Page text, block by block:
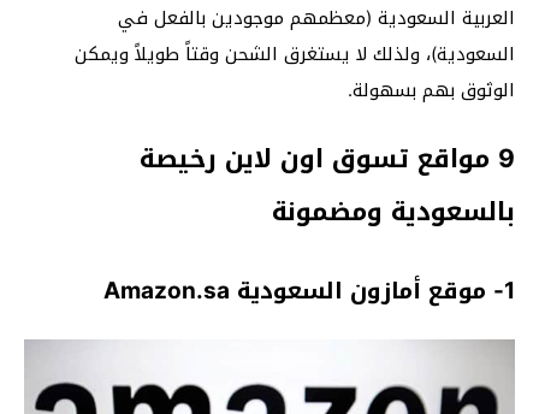
العربية السعودية (معظمهم موجودين بالفعل في
السعودية)، ولذلك لا يستغرق الشحن وقتاً طويلاً ويمكن
الوثوق بهم بسهولة.
9 مواقع تسوق اون لاين رخيصة
بالسعودية ومضمونة
1- موقع أمازون السعودية Amazon.sa